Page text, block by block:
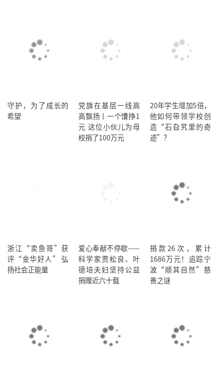
守护，为了成长的
希望
党旗在基层一线高
高飘扬丨一个馕挣1
元 这位小伙儿为母
校捐了100万元
20年学生增加5倍，
他如何带领学校创
造“石旮旯里的奇
迹”？
浙江“卖鱼哥”获
评“金华好人” 弘
扬社会正能量
爱心奉献不停歇——
科学家贾松良、叶
德培夫妇坚持公益
捐赠近六十载
捐款26次，累计
1686万元！追踪宁
波“顺其自然”慈
善之谜